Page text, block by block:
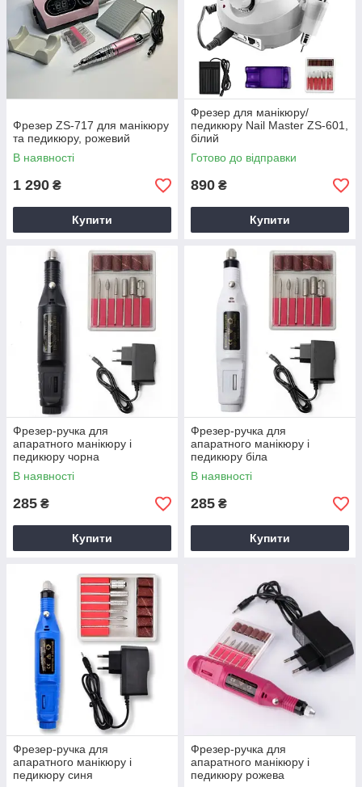
Фрезер ZS-717 для манікюру
та педикюру, рожевий
В наявності
1 290 ₴
Купити
Фрезер для манікюру/
педикюру Nail Master ZS-601,
білий
Готово до відправки
890 ₴
Купити
Фрезер-ручка для
апаратного манікюру і
педикюру чорна
В наявності
285 ₴
Купити
Фрезер-ручка для
апаратного манікюру і
педикюру біла
В наявності
285 ₴
Купити
Фрезер-ручка для
апаратного манікюру і
педикюру синя
Фрезер-ручка для
апаратного манікюру і
педикюру рожева